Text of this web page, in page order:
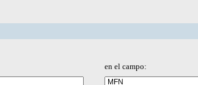
en el campo: